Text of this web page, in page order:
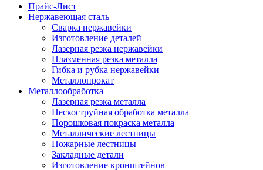
Прайс-Лист
Нержавеющая сталь
Сварка нержавейки
Изготовление деталей
Лазерная резка нержавейки
Плазменная резка металла
Гибка и рубка нержавейки
Металлопрокат
Металлообработка
Лазерная резка металла
Пескоструйная обработка металла
Порошковая покраска металла
Металлические лестницы
Пожарные лестницы
Закладные детали
Изготовление кронштейнов